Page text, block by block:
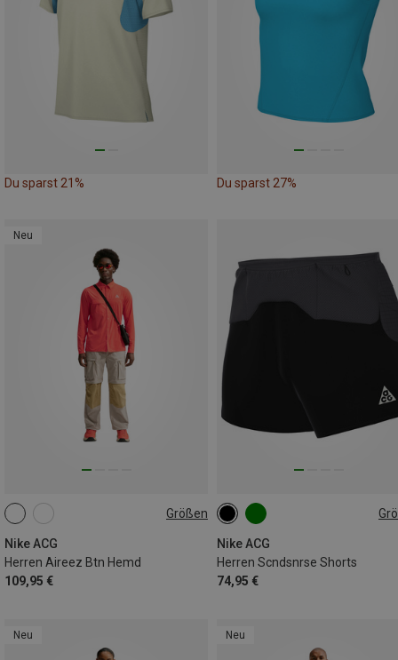
Du sparst 21% Du sparst 27%
Neu
Größen
Nike ACG
Herren Aireez Btn Hemd
109,95 €
M L
Nike ACG
Herren Scndsnrse Shorts
74,95 €
S L
Neu Neu